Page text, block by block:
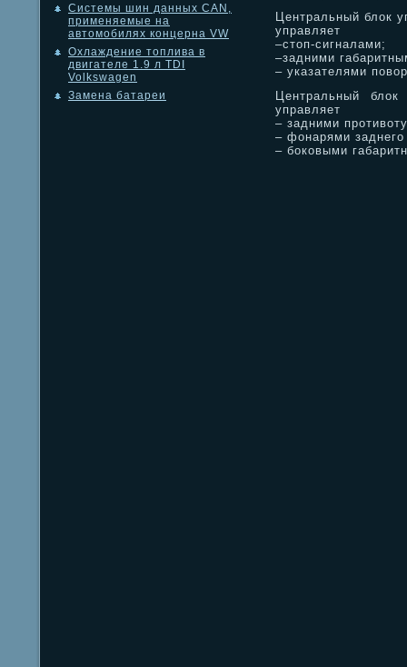
Системы шин данных CAN,
применяемые на
автомобилях концерна VW
Охлаждение топлива в
двигателе 1.9 л TDI
Volkswagen
Замена батареи
Центральный блок
управляет
–стоп-сигналами;
–задними
– указателями
Центральный
управляет
– задними
– фонарями
– боковыми